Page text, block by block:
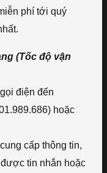
phí tới quý
(Tốc độ vận
điện đến
hoặc
cấp thông tin,
tin nhắn hoặc